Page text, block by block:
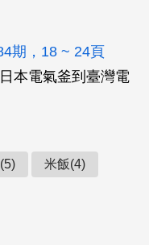
期，18 ~ 24頁
本電氣釜到臺灣電
米飯(4)